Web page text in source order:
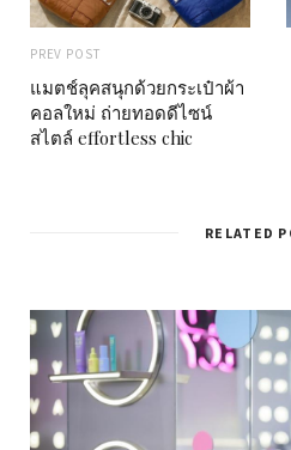
PREV POST
แมตช์ลุคสนุกด้วยกระเป๋าผ้า
คอลใหม่ ถ่ายทอดดีไซน์
สไตล์ effortless chic
RELATED